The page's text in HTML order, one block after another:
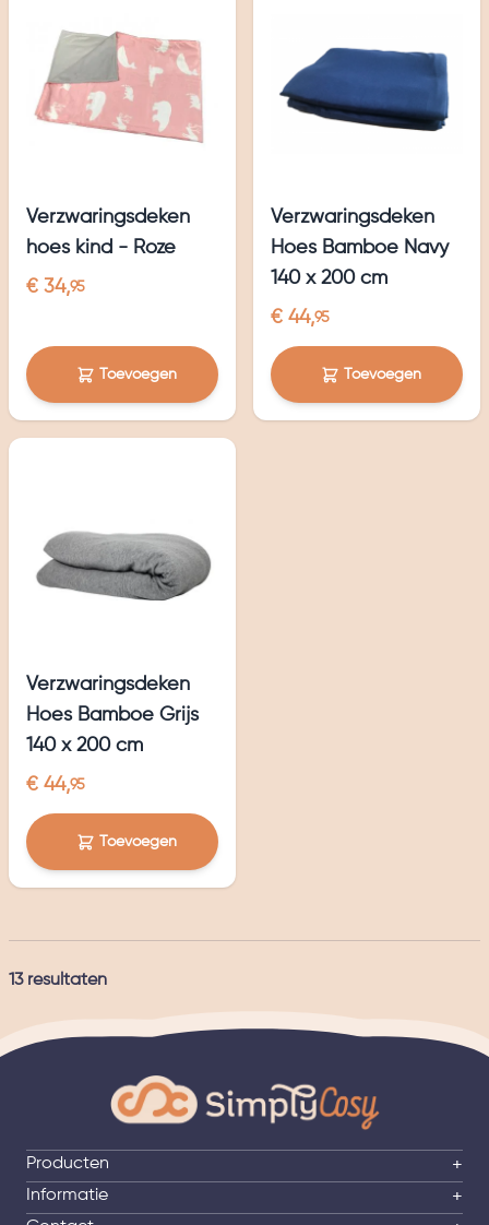
Verzwaringsdeken
hoes kind - Roze
€ 34,95
Toevoegen
Verzwaringsdeken
Hoes Bamboe Navy
140 x 200 cm
€ 44,95
Toevoegen
Verzwaringsdeken
Hoes Bamboe Grijs
140 x 200 cm
€ 44,95
Toevoegen
13resultaten
Producten +
Informatie +